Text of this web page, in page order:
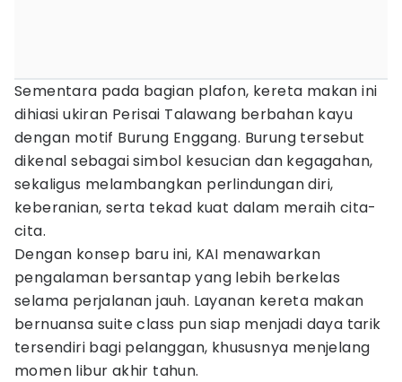
Sementara pada bagian plafon, kereta makan ini
dihiasi ukiran Perisai Talawang berbahan kayu
dengan motif Burung Enggang. Burung tersebut
dikenal sebagai simbol kesucian dan kegagahan,
sekaligus melambangkan perlindungan diri,
keberanian, serta tekad kuat dalam meraih cita-
cita.
Dengan konsep baru ini, KAI menawarkan
pengalaman bersantap yang lebih berkelas
selama perjalanan jauh. Layanan kereta makan
bernuansa suite class pun siap menjadi daya tarik
tersendiri bagi pelanggan, khususnya menjelang
momen libur akhir tahun.